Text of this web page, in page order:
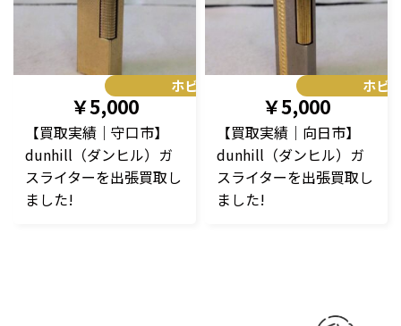
ホビー
￥5,000
【買取実績｜守口市】
dunhill（ダンヒル）ガ
スライターを出張買取し
ました!
ホビ
￥5,000
【買取実績｜向日市】
dunhill（ダンヒル）ガ
スライターを出張買取し
ました!